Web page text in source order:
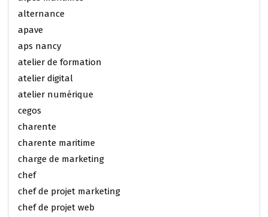
alternance
apave
aps nancy
atelier de formation
atelier digital
atelier numérique
cegos
charente
charente maritime
charge de marketing
chef
chef de projet marketing
chef de projet web